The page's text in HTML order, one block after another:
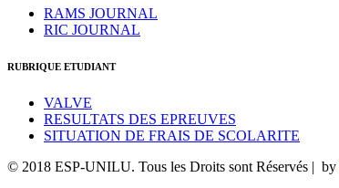
RAMS JOURNAL
RIC JOURNAL
RUBRIQUE ETUDIANT
VALVE
RESULTATS DES EPREUVES
SITUATION DE FRAIS DE SCOLARITE
© 2018 ESP-UNILU. Tous les Droits sont Réservés | by